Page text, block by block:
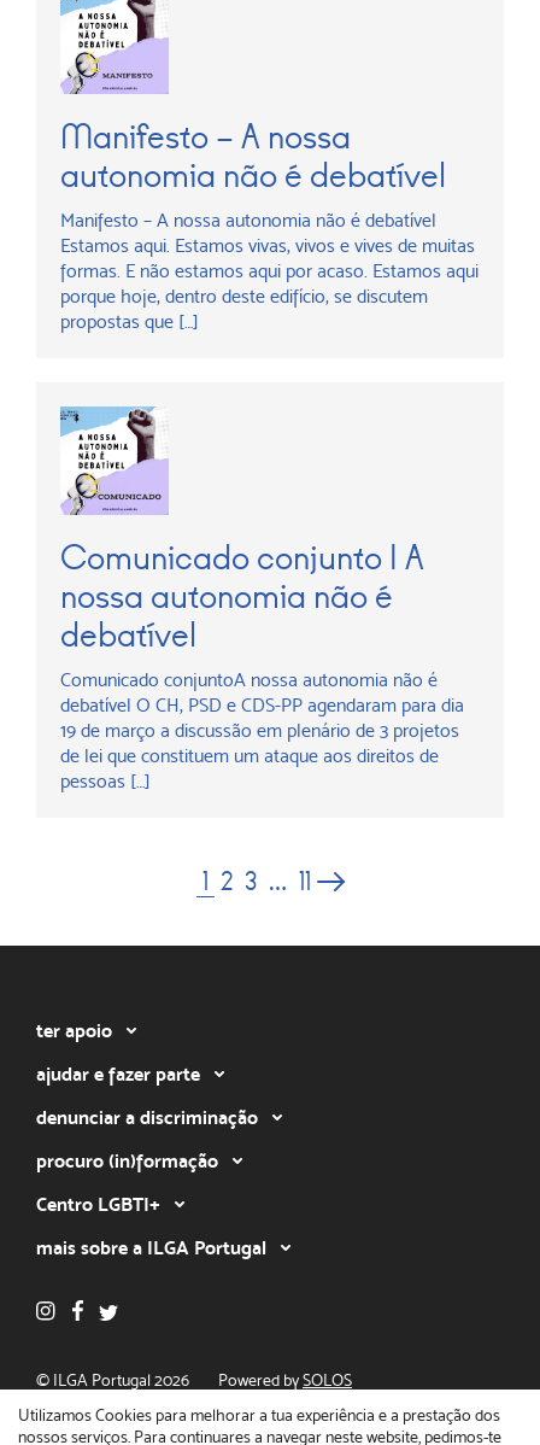
Utilizamos Cookies para melhorar a tua experiência e a prestação dos
nossos serviços. Para continuares a navegar neste website, pedimos-te
Manifesto – A nossa
autonomia não é debatível
Manifesto – A nossa autonomia não é debatível
Estamos aqui. Estamos vivas, vivos e vives de muitas
formas. E não estamos aqui por acaso. Estamos aqui
porque hoje, dentro deste edifício, se discutem
propostas que […]
Comunicado conjunto | A
nossa autonomia não é
debatível
Comunicado conjuntoA nossa autonomia não é
debatível O CH, PSD e CDS-PP agendaram para dia
19 de março a discussão em plenário de 3 projetos
de lei que constituem um ataque aos direitos de
pessoas […]
1 2 3 … 11
ter apoio
ajudar e fazer parte
denunciar a discriminação
procuro (in)formação
Centro LGBTI+
mais sobre a ILGA Portugal
© ILGA Portugal 2026 Powered bySOLOS
Política de privacidade